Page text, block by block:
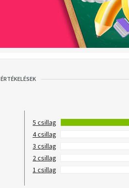
ÉRTÉKELÉSEK
5 csillag
4 csillag
3 csillag
2 csillag
1 csillag